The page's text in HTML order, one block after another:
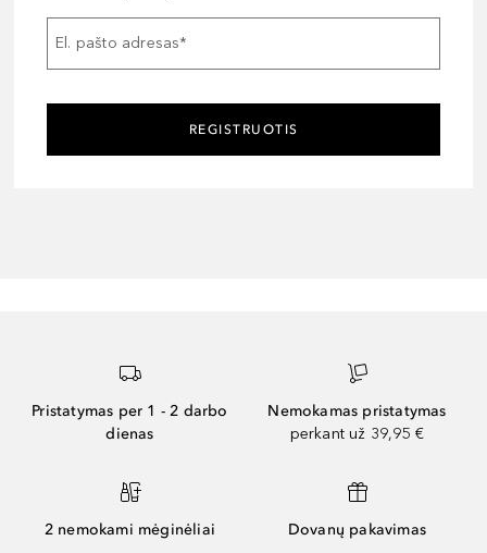
El. pašto adresas*
REGISTRUOTIS
Pristatymas per 1 - 2 darbo
dienas
Nemokamas pristatymas
perkant už 39,95 €
2 nemokami mėginėliai Dovanų pakavimas